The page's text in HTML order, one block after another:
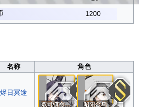
1200
名称 角色
烬日冥途
双司镇命无常 昭阳金乌